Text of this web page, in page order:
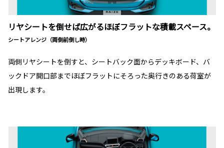
リヤシートを倒せば広がるほぼフラットな積載スペース。
シートアレンジ（両側前倒し時）
両側リヤシートを倒すと、シートバック面からデッキボード、バ
ックドア開口部までほぼフラットにそろった奥行きのある荷室が
出現します。